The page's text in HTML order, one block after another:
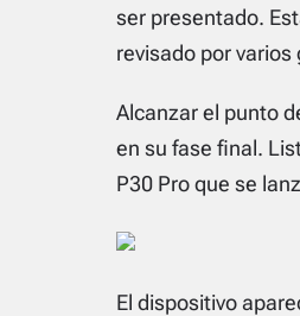
ser presentado.
revisado por varios
Alcanzar el punto
en su fase final.
P30 Pro que se
El dispositivo